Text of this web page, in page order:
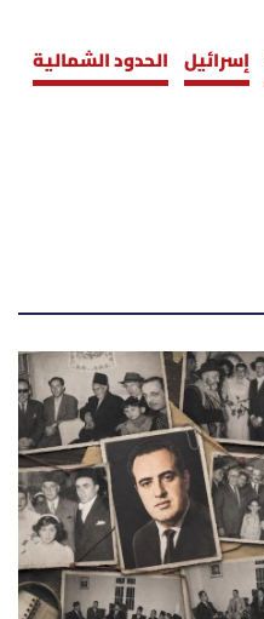
إسرائيل الحدود الشمالية